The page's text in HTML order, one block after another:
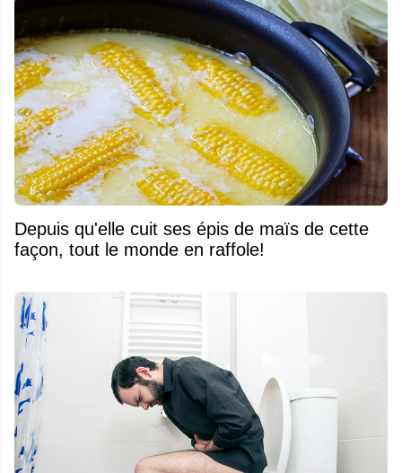
Depuis qu'elle cuit ses épis de maïs de cette
façon, tout le monde en raffole!